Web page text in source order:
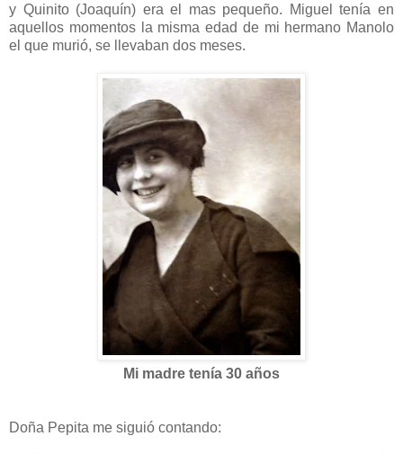
y Quinito (Joaquín) era el mas pequeño. Miguel tenía en
aquellos momentos la misma edad de mi hermano Manolo
el que murió, se llevaban dos meses.
Mi madre tenía 30 años
Doña Pepita me siguió contando: